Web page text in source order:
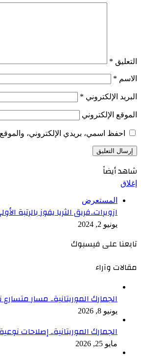
التعليق *
الاسم *
البريد الإلكتروني *
الموقع الإلكتروني
احفظ اسمي، بريدي الإلكتروني،
شاهد أيضاً
إغلاق
المستعرض
ازويرات..فريق الثريا يفوز
يونيو 2, 2024
تابعنا على فيسبوك
مقالات وآراء
الجمارك الموريتانية.. مسار
يونيو 8, 2026
الجمارك الموريتانية.. إصلاحات
مايو 25, 2026